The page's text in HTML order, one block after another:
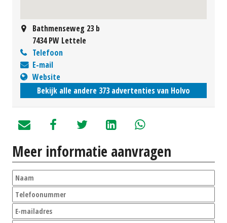
Bathmenseweg 23 b
7434 PW Lettele
Telefoon
E-mail
Website
Bekijk alle andere 373 advertenties van Holvo
Meer informatie aanvragen